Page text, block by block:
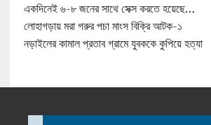
একদিনেই ৬-৮ জনের সাথে সেক্স করতে হয়েছে…
লোহাগড়ায় মরা গরুর পচা মাংস বিক্রি আটক-১
নড়াইলের কামাল প্রতাব গ্রামে যুবককে কুপিয়ে হত্যা